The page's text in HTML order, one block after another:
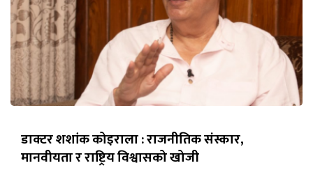
डाक्टर शशांक कोइराला : राजनीतिक संस्कार,
मानवीयता र राष्ट्रिय विश्वासको खोजी